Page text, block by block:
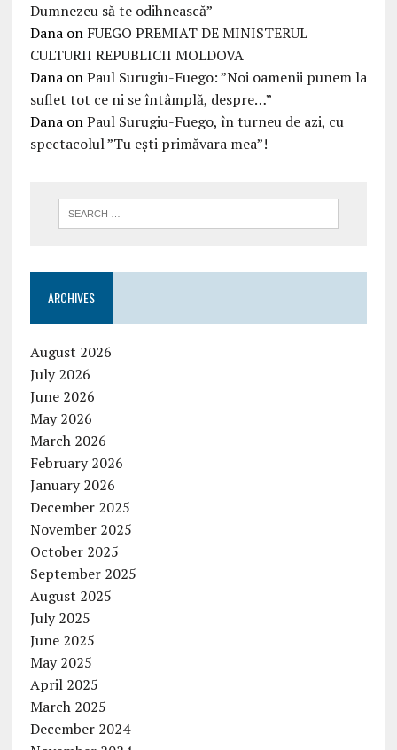
Dumnezeu să te odihnească”
Danaon FUEGO PREMIAT DE MINISTERUL
CULTURII REPUBLICII MOLDOVA
DanaonPaul Surugiu-Fuego: ”Noi oamenii punem la
suflet tot ce ni se întâmplă, despre…”
DanaonPaul Surugiu-Fuego, în turneu de azi, cu
spectacolul ”Tu ești primăvara mea”!
ARCHIVES
August 2026
July 2026
June 2026
May 2026
March 2026
February 2026
January 2026
December 2025
November 2025
October 2025
September 2025
August 2025
July 2025
June 2025
May 2025
April 2025
March 2025
December 2024